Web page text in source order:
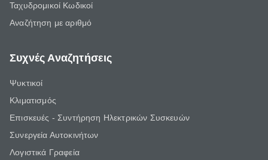
Ταχυδρομικοί Κωδικοί
Αναζήτηση με αριθμό
Συχνές Αναζητήσεις
Ψυκτικοί
Κλιματισμός
Επισκευές - Συντήρηση Ηλεκτρικών Συσκευών
Συνεργεία Αυτοκινήτων
Λογιστικά Γραφεία